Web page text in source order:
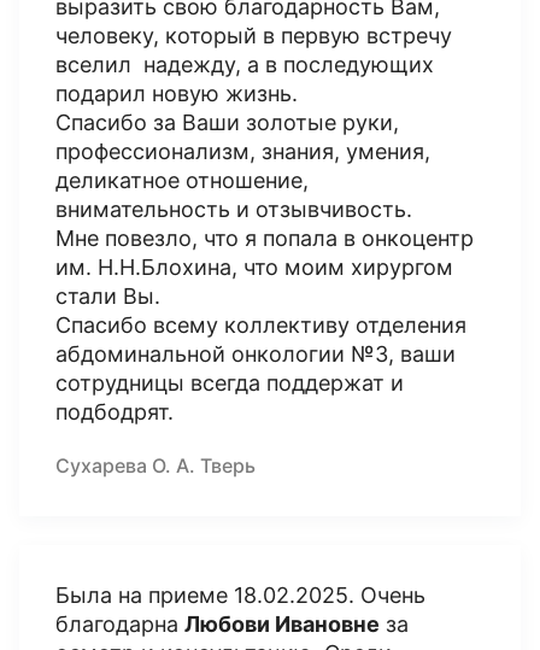
выразить свою благодарность Вам,
человеку, который в первую встречу
вселил надежду, а в последующих
подарил новую жизнь.
Спасибо за Ваши золотые руки,
профессионализм, знания, умения,
деликатное отношение,
внимательность и отзывчивость.
Мне повезло, что я попала в онкоцентр
им. Н.Н.Блохина, что моим хирургом
стали Вы.
Спасибо всему коллективу отделения
абдоминальной онкологии №3, ваши
сотрудницы всегда поддержат и
подбодрят.
Сухарева О. А. Тверь
Была на приеме 18.02.2025. Очень
благодарна Любови Ивановне за